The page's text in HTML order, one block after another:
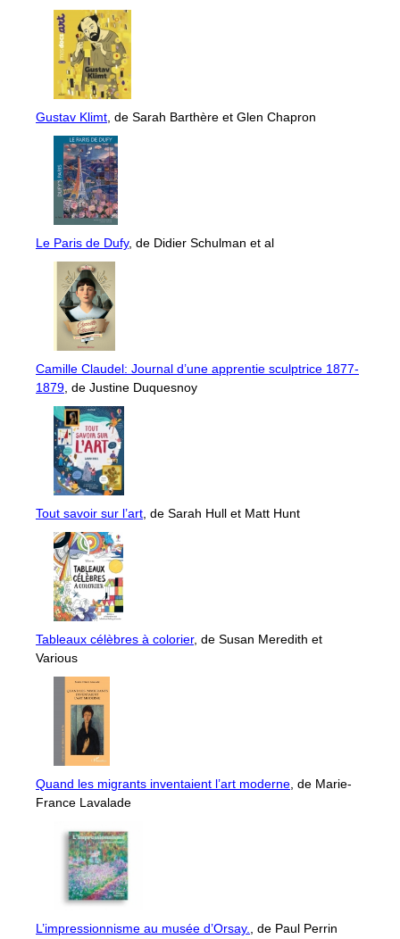
Gustav Klimt, de Sarah Barthère et Glen Chapron
Le Paris de Dufy, de Didier Schulman et al
Camille Claudel: Journal d’une apprentie sculptrice 1877-
1879, de Justine Duquesnoy
Tout savoir sur l’art, de Sarah Hull et Matt Hunt
Tableaux célèbres à colorier, de Susan Meredith et
Various
Quand les migrants inventaient l’art moderne, de Marie-
France Lavalade
L’impressionnisme au musée d’Orsay., de Paul Perrin